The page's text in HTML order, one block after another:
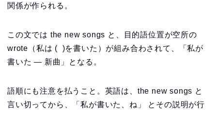
関係が作られる。
この文では the new songs と、目的語位置が空所の
wrote（私は ( )を書いた）が組み合わされて、「私が
書いた — 新曲」となる。
語順にも注意を払うこと。英語は、the new songs と
言い切ってから、「私が書いた、ね」 とその説明が行